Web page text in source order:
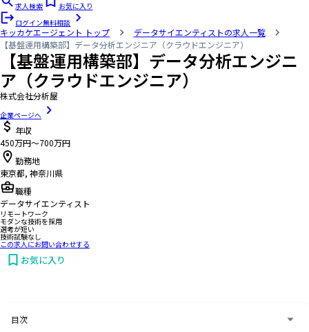
求人検索
お気に入り
ログイン無料相談
キッカケエージェント トップ
データサイエンティストの求人一覧
【基盤運用構築部】データ分析エンジニア（クラウドエンジニア）
【基盤運用構築部】データ分析エンジニ
ア（クラウドエンジニア）
株式会社分析屋
企業ページへ
年収
450万円〜700万円
勤務地
東京都, 神奈川県
職種
データサイエンティスト
リモートワーク
モダンな技術を採用
選考が短い
技術試験なし
この求人にお問い合わせする
お気に入り
目次